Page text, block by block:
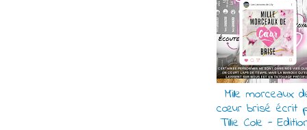
Mille morceaux
cœur brisé écrit
Tillie Cole -